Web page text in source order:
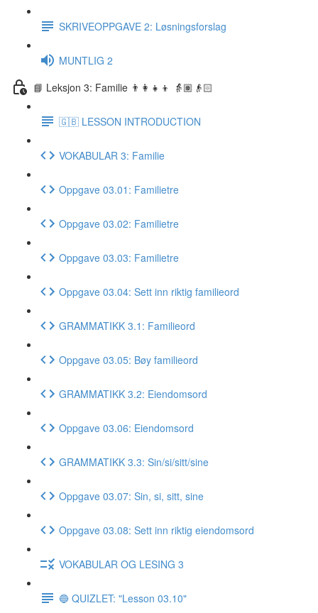
SKRIVEOPPGAVE 2: Løsningsforslag
MUNTLIG 2
📘 Leksjon 3: Familie 👨‍👩‍👧‍👦 👵🏽👴🏻
🇬🇧 LESSON INTRODUCTION
VOKABULAR 3: Familie
Oppgave 03.01: Familietre
Oppgave 03.02: Familietre
Oppgave 03.03: Familietre
Oppgave 03.04: Sett inn riktig familieord
GRAMMATIKK 3.1: Familieord
Oppgave 03.05: Bøy familieord
GRAMMATIKK 3.2: Eiendomsord
Oppgave 03.06: Eiendomsord
GRAMMATIKK 3.3: Sin/si/sitt/sine
Oppgave 03.07: Sin, si, sitt, sine
Oppgave 03.08: Sett inn riktig eiendomsord
VOKABULAR OG LESING 3
🔵 QUIZLET: "Lesson 03.10"